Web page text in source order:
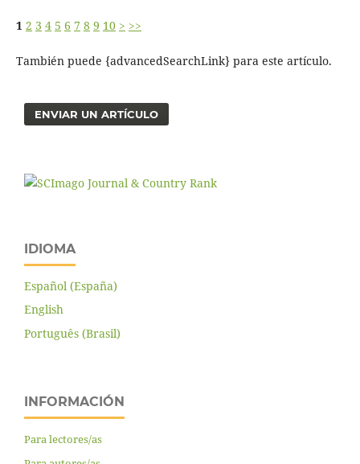
1 2 3 4 5 6 7 8 9 10 > >>
También puede {advancedSearchLink} para este artículo.
ENVIAR UN ARTÍCULO
IDIOMA
Español (España)
English
Português (Brasil)
INFORMACIÓN
Para lectores/as